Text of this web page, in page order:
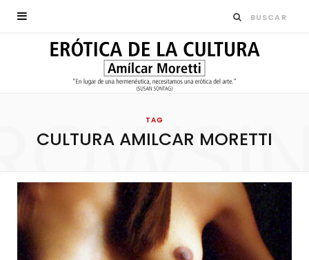
TAG
CULTURA AMILCAR MORETTI